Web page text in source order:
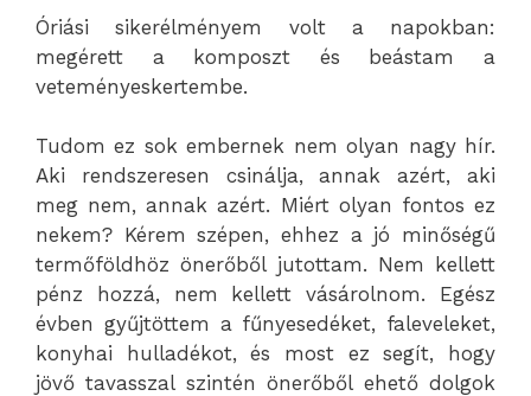
Óriási sikerélményem volt a napokban:
megérett a komposzt és beástam a
veteményeskertembe.
Tudom ez sok embernek nem olyan nagy hír.
Aki rendszeresen csinálja, annak azért, aki
meg nem, annak azért. Miért olyan fontos ez
nekem? Kérem szépen, ehhez a jó minőségű
termőföldhöz önerőből jutottam. Nem kellett
pénz hozzá, nem kellett vásárolnom. Egész
évben gyűjtöttem a fűnyesedéket, faleveleket,
konyhai hulladékot, és most ez segít, hogy
jövő tavasszal szintén önerőből ehető dolgok